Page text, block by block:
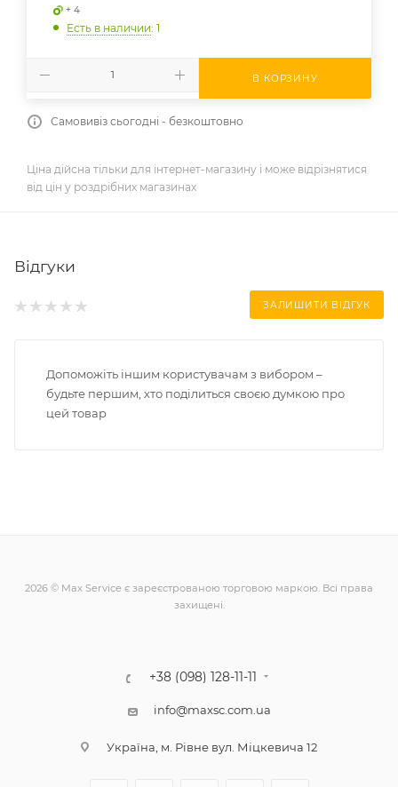
+ 4
Есть в наличии: 1
В КОРЗИНУ
Самовивіз сьогодні - безкоштовно
Ціна дійсна тільки для інтернет-магазину і може відрізнятися
від цін у роздрібних магазинах
Відгуки
ЗАЛИШИТИ ВІДГУК
Допоможіть іншим користувачам з вибором –
будьте першим, хто поділиться своєю думкою про
цей товар
2026 © Max Service є зареєстрованою торговою маркою. Всі права
захищені.
+38 (098) 128-11-11
info@maxsc.com.ua
Українa, м. Рівне вул. Міцкевича 12